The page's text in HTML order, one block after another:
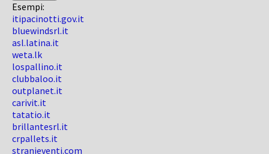
Esempi:
itipacinotti.gov.it
bluewindsrl.it
asl.latina.it
weta.lk
lospallino.it
clubbaloo.it
outplanet.it
carivit.it
tatatio.it
brillantesrl.it
crpallets.it
stranieventi.com